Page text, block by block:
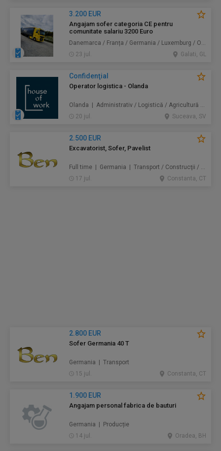
3.200 EUR
Angajam sofer categoria CE pentru
comunitate salariu 3200 Euro
Danemarca / Franța / Germania / Luxemburg / Olanda | Transport
23 jul.
Galati, GL
Confidenţial
Operator logistica - Olanda
Olanda | Administrativ / Logistică / Agricultură / Silvicultură / Prestări servicii / Producție /
20 jul.
Suceava, SV
2.500 EUR
Excavatorist, Sofer, Pavelist
Full time | Germania | Transport / Construcţii / Amenajări
17 jul.
Constanta, CT
2.800 EUR
Sofer Germania 40 T
Germania | Transport
15 jul.
Constanta, CT
1.900 EUR
Angajam personal fabrica de bauturi
Germania | Producție
14 jul.
Oradea, BH